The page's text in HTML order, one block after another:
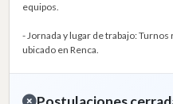
equipos.
- Jornada y lugar de trabajo:
ubicado en Renca.